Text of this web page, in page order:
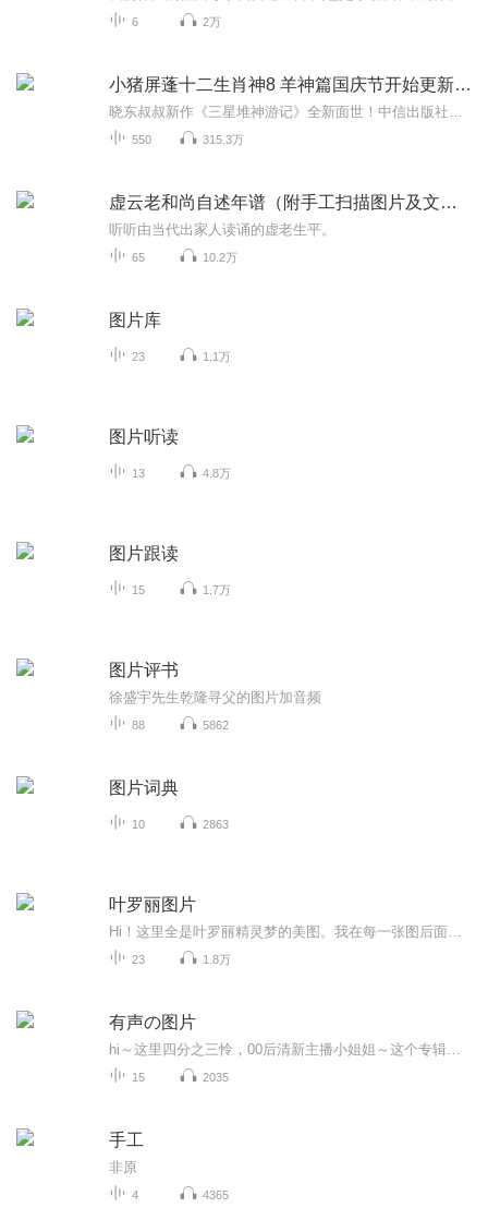
6 2万
小猪屏蓬十二生肖神8 羊神篇国庆节开始更新啦！
550 315.3万
虚云老和尚自述年谱（附手工扫描图片及文稿）
听听由当代出家人读诵的虚老生平。
65 10.2万
图片库
23 1.1万
图片听读
13 4.8万
图片跟读
15 1.7万
图片评书
徐盛宇先生乾隆寻父的图片加音频
88 5862
图片词典
10 2863
叶罗丽图片
23 1.8万
有声の图片
15 2035
手工
非原
4 4365